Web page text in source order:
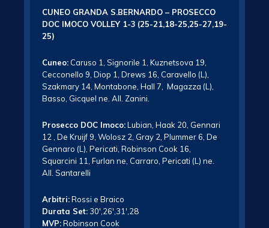
CUNEO GRANDA S.BERNARDO – PROSECCO
DOC IMOCO VOLLEY 1-3 (25-21,18-25,25-27,19-
25)
Cuneo: Caruso 1, Signorile 1, Kuznetsova 19,
Cecconello 9, Diop 1, Drews 16, Caravello (L),
Szakmary 14, Montabone, Hall 7, Magazza (L),
Basso, Gicquel ne. All. Zanini.
Prosecco DOC Imoco:Lubian, Haak 20, Gennari
12 , De Kruijf 9, Wolosz 2, Gray 2, Plummer 6, De
Gennaro (L), Pericati, Robinson Cook 16,
Squarcini 11, Furlan ne, Carraro, Pericati (L) ne.
All. Santarelli
Arbitri:Rossi e Braico
Durata Set: 30′,26′,31′,28
MVP:Robinson Cook